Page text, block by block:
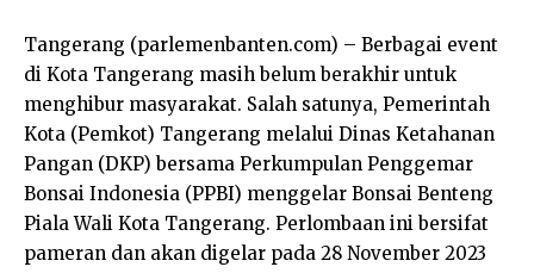
Tangerang (parlemenbanten.com) – Berbagai event
di Kota Tangerang masih belum berakhir untuk
menghibur masyarakat. Salah satunya, Pemerintah
Kota (Pemkot) Tangerang melalui Dinas Ketahanan
Pangan (DKP) bersama Perkumpulan Penggemar
Bonsai Indonesia (PPBI) menggelar Bonsai Benteng
Piala Wali Kota Tangerang. Perlombaan ini bersifat
pameran dan akan digelar pada 28 November 2023